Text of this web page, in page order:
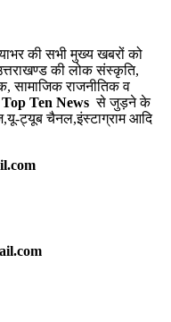
की सभी मुख्य खबरों को
की लोक संस्कृति,
सामाजिक राजनीतिक व
Ten News से जुड़ने के
ट्यूब चैनल,इंस्टाग्राम आदि